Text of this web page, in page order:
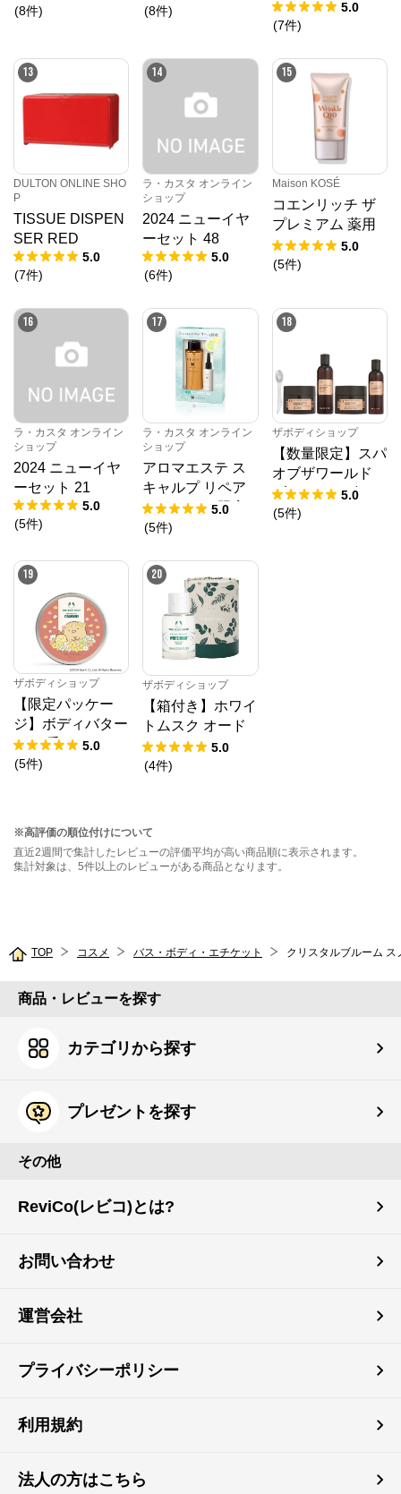
(8件)
(8件)
ディープマスク
デビューセット
5.0
(7件)
13
DULTON ONLINE SHO
P
TISSUE DISPEN
SER RED
5.0
(7件)
14
ラ・カスタ オンライン
ショップ
2024 ニューイヤ
ーセット 48
5.0
(6件)
15
Maison KOSÉ
コエンリッチ ザ
プレミアム 薬用
リンクルホワイト
ハンドクリーム
5.0
(5件)
16
ラ・カスタ オンライン
ショップ
2024 ニューイヤ
ーセット 21
5.0
(5件)
17
ラ・カスタ オンライン
ショップ
アロマエステ ス
キャルプ リペア
エッセンス 限定
セット
5.0
(5件)
18
ザボディショップ
【数量限定】スパ
オブザワールド
ブリスフルギフト
DX
5.0
(5件)
19
ザボディショップ
【限定パッケー
ジ】ボディバター
ST（香り：スト
ロベリー）
5.0
(5件)
20
ザボディショップ
【箱付き】ホワイ
トムスク オード
トワレ
5.0
(4件)
※高評価の順位付けについて
直近2週間で集計したレビューの評価平均が高い商品順に表示されます。
集計対象は、5件以上のレビューがある商品となります。
TOP コスメ バス・ボディ・エチケット クリスタルブルーム
商品・レビューを探す
カテゴリから探す
プレゼントを探す
その他
ReviCo(レビコ)とは?
お問い合わせ
運営会社
プライバシーポリシー
利用規約
法人の方はこちら